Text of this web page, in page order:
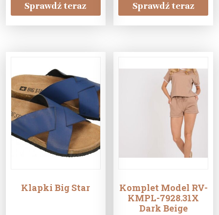
Sprawdź teraz Sprawdź teraz
Klapki Big Star
Komplet Model RV-
KMPL-7928.31X
Dark Beige